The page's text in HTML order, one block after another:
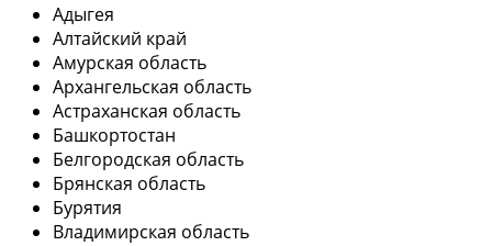
Адыгея
Алтайский край
Амурская область
Архангельская область
Астраханская область
Башкортостан
Белгородская область
Брянская область
Бурятия
Владимирская область